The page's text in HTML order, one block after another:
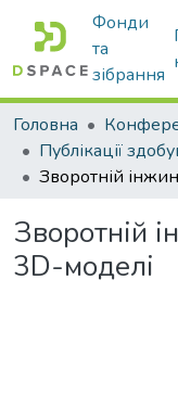
Фонди
та
зібрання
Головна
Зворотній
3D-моделі